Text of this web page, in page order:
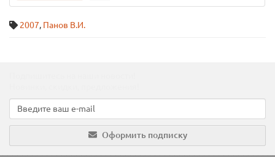
2007, Панов В.И.
Оформить подписку